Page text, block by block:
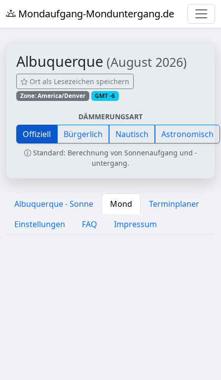
Mondaufgang-Monduntergang.de
Albuquerque (August 2026)
Ort als Lesezeichen speichern
Zone: America/Denver GMT -6
DÄMMERUNGSART
Offiziell Bürgerlich Nautisch Astronomisch
Standard: Berechnung von Sonnenaufgang und -
untergang.
Albuquerque - Sonne Mond
Terminplaner
Einstellungen
FAQ Impressum